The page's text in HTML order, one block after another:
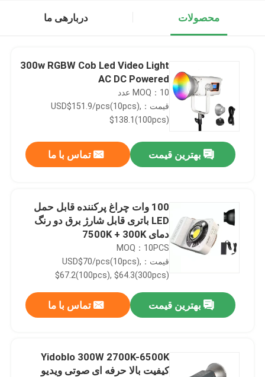
محصولات دربارهی ما
300w RGBW Cob Led Video Light
AC DC Powered
MOQ：10 عدد
قیمت：USD$151.9/pcs(10pcs),
$138.1(100pcs)
بهترین قیمت تماس با ما
100 وات چراغ پرکننده قابل حمل
LED باتری قابل شارژ برق دو رنگ
دمای 7500K + 300K
MOQ：10PCS
قیمت：USD$70/pcs(10pcs),
$67.2(100pcs), $64.3(300pcs)
بهترین قیمت تماس با ما
Yidoblo 300W 2700K-6500K
کیفیت بالا حرفه ای صوتی ویدیو